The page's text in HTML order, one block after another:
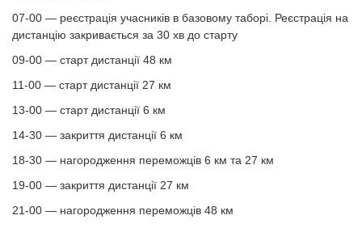
07-00 — реєстрація учасників в базовому таборі. Реєстрація на
дистанцію закривається за 30 хв до старту
09-00 — старт дистанції 48 км
11-00 — старт дистанції 27 км
13-00 — старт дистанції 6 км
14-30 — закриття дистанції 6 км
18-30 — нагородження переможців 6 км та 27 км
19-00 — закриття дистанції 27 км
21-00 — нагородження переможців 48 км